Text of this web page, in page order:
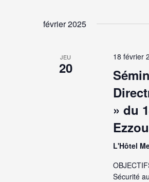
vues
février 2025
JEU
20
18 février
» du
L'Hôtel
Sécurité